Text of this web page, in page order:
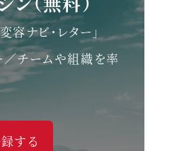
容ナビ・レター」
チームや組織を率
する